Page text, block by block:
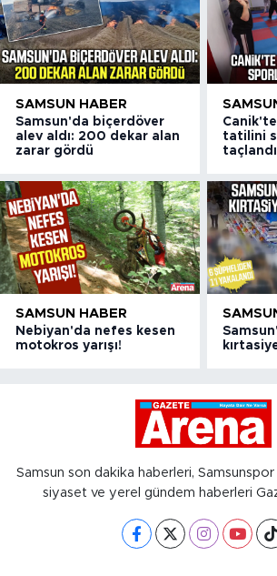
SAMSUN HABER
Samsun'da biçerdöver
alev aldı: 200 dekar alan
zarar gördü
tatilini
SAMSUN HABER
Nebiyan'da nefes kesen
motokros yarışı!
Samsun son dakika haberleri,
siyaset ve yerel gündem haberleri